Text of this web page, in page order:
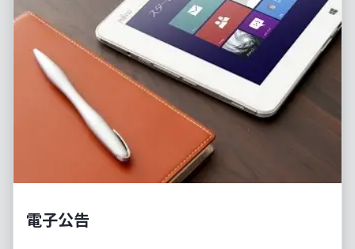
電子公告